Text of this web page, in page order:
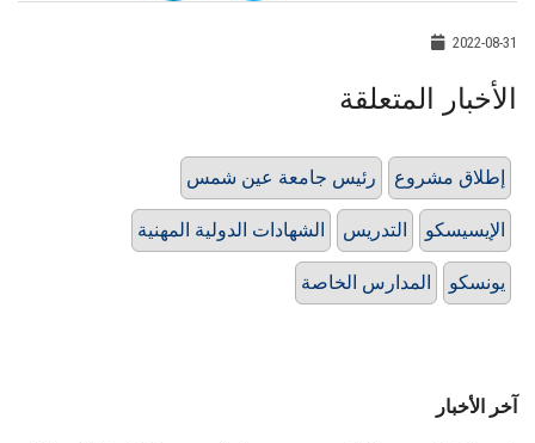
2022-08-31
الأخبار المتعلقة
رئيس جامعة عين شمس إطلاق مشروع
الشهادات الدولية المهنية التدريس الإيسيسكو
المدارس الخاصة يونسكو
آخر الأخبار